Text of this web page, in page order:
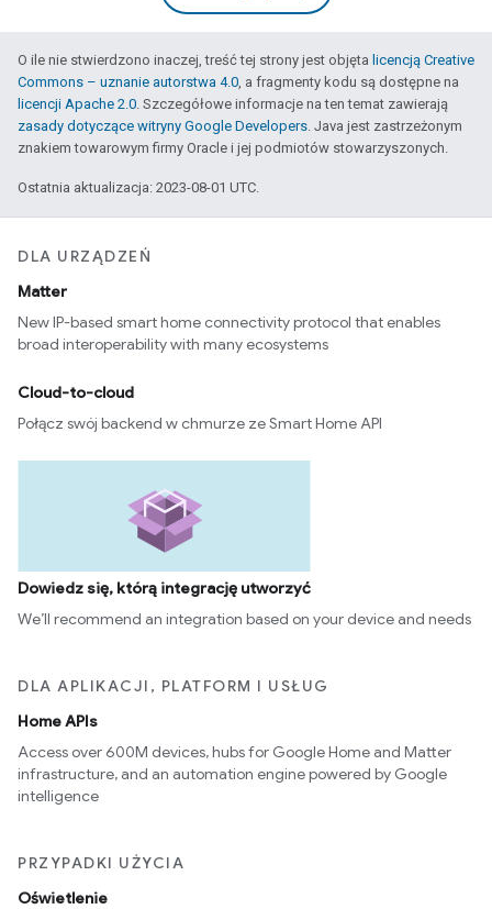
O ile nie stwierdzono inaczej, treść tej strony jest objęta licencją Creative
Commons – uznanie autorstwa 4.0, a fragmenty kodu są dostępne na
licencji Apache 2.0. Szczegółowe informacje na ten temat zawierają
zasady dotyczące witryny Google Developers. Java jest zastrzeżonym
znakiem towarowym firmy Oracle i jej podmiotów stowarzyszonych.
Ostatnia aktualizacja: 2023-08-01 UTC.
DLA URZĄDZEŃ
Matter
New IP-based smart home connectivity protocol that enables
broad interoperability with many ecosystems
Cloud-to-cloud
Połącz swój backend w chmurze ze Smart Home API
Dowiedz się, którą integrację utworzyć
We’ll recommend an integration based on your device and needs
DLA APLIKACJI, PLATFORM I USŁUG
Home APIs
Access over 600M devices, hubs for Google Home and Matter
infrastructure, and an automation engine powered by Google
intelligence
PRZYPADKI UŻYCIA
Oświetlenie